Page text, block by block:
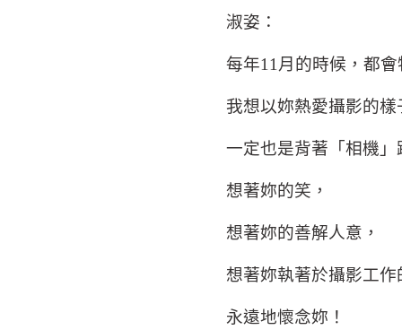
淑姿：
每年11 月的時候，都
我想以妳熱愛攝影的樣
一定也是背著「相機」
想著妳的笑，
想著妳的善解人意，
想著妳執著於攝影工作
永遠地懷念妳！